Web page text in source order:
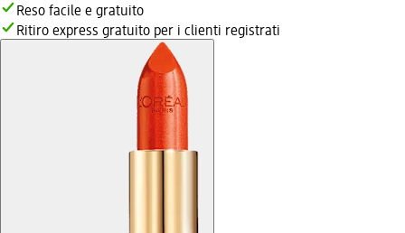
Reso facile e gratuito
Ritiro express gratuito per i clienti registrati